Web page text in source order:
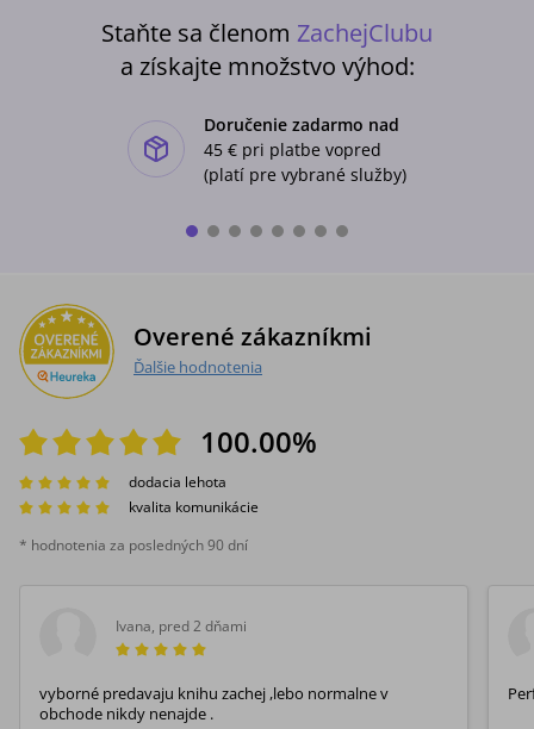
Staňte sa členom ZachejClubu
a získajte množstvo výhod:
Doručenie zadarmo nad
45 € pri platbe vopred
(platí pre vybrané služby)
Overené zákazníkmi
Ďalšie hodnotenia
100.00%
dodacia lehota
kvalita komunikácie
* hodnotenia za posledných 90 dní
Ivana, pred 2 dňami
vyborné predavaju knihu zachej ,lebo normalne v
obchode nikdy nenajde .